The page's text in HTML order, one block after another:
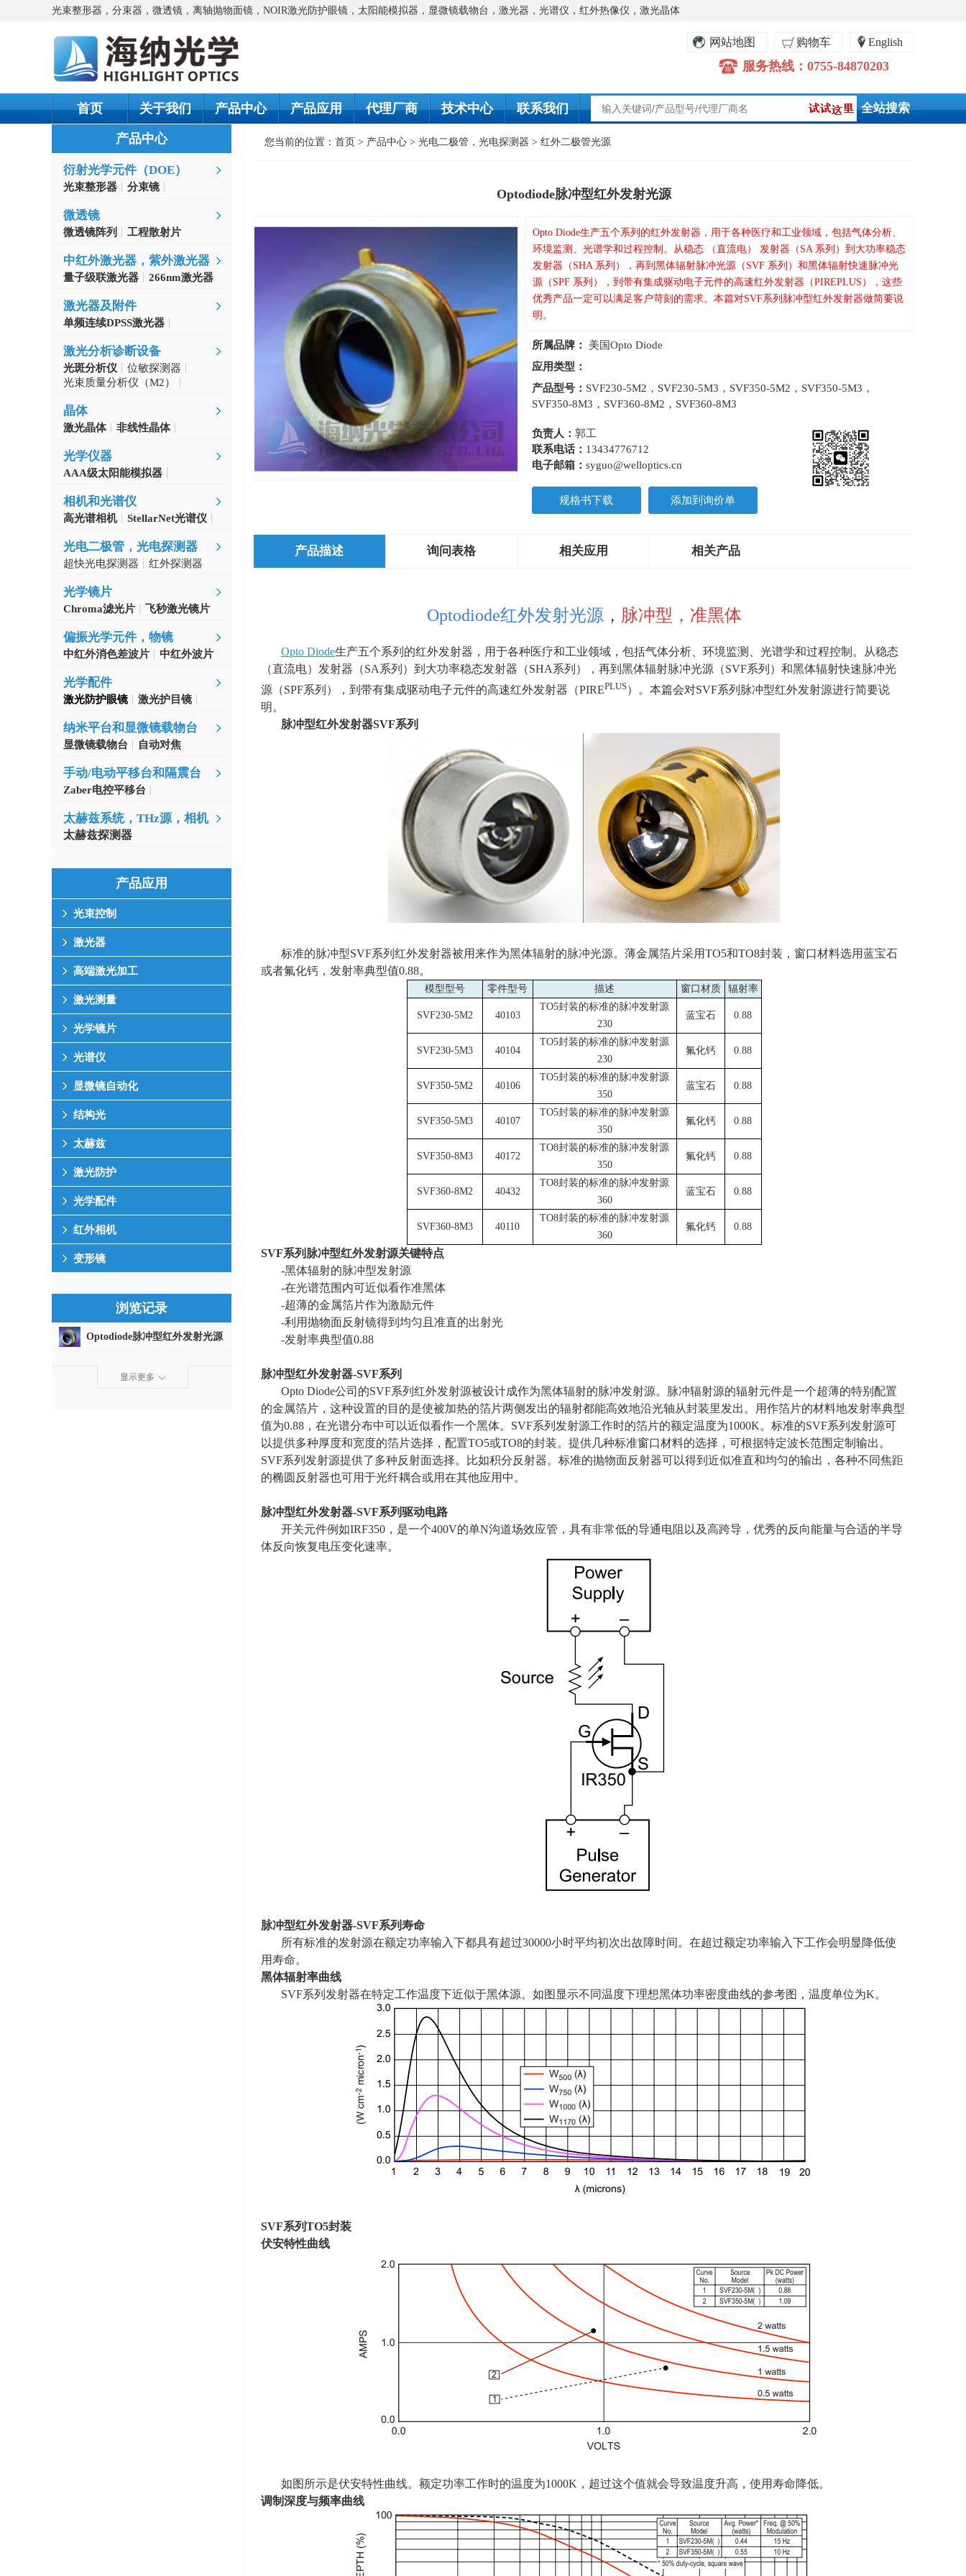
光束整形器，分束器，微透镜，离轴抛物面镜，NOIR激光防护眼镜，太阳能模拟器，显微镜载物台，激光器，光谱仪，红外热像仪，激光晶体
English
购物车
网站地图
服务热线：0755-84870203
首页 关于我们 产品中心 产品应用 代理厂商 技术中心 联系我们
产品中心
衍射光学元件（DOE）
光束整形器
分束镜
微透镜
微透镜阵列 工程散射片
中红外激光器，紫外激光器
量子级联激光器 266nm激光器
激光器及附件
单频连续DPSS激光器
激光分析诊断设备
光斑分析仪
位敏探测器
自准直仪
光束质量分析仪（M2）
晶体
激光晶体
非线性晶体
光学仪器
AAA级太阳能模拟器
相机和光谱仪
高光谱相机 StellarNet光谱仪
光电二极管，光电探测器
超快光电探测器 红外探测器
光学镜片
Chroma滤光片 飞秒激光镜片
偏振光学元件，物镜
中红外消色差波片 中红外波片
光学配件
激光防护眼镜 激光护目镜
纳米平台和显微镜载物台
显微镜载物台 自动对焦
手动/电动平移台和隔震台
Zaber电控平移台
太赫兹系统，THz源，相机
太赫兹探测器
产品应用
光束控制
激光器
高端激光加工
激光测量
光学镜片
光谱仪
显微镜自动化
结构光
太赫兹
激光防护
光学配件
红外相机
变形镜
浏览记录
Optodiode脉冲型红外发射光源
显示更多
您当前的位置： 首页 > 产品中心 > 光电二极管，光电探测器 > 红外二极管光源
Optodiode脉冲型红外发射光源
Opto Diode生产五个系列的红外发射器，用于各种医疗和工业领域，包括气体分析、
环境监测、光谱学和过程控制。从稳态 （直流电） 发射器（SA 系列）到大功率稳态
发射器（SHA 系列），再到黑体辐射脉冲光源（SVF 系列）和黑体辐射快速脉冲光
源（SPF 系列），到带有集成驱动电子元件的高速红外发射器（PIREPLUS），这些
优秀产品一定可以满足客户苛刻的需求。本篇对SVF系列脉冲型红外发射器做简要说
明。
所属品牌：
美国Opto Diode
应用类型：
产品型号： SVF230-5M2，SVF230-5M3，SVF350-5M2，SVF350-5M3，
SVF350-8M3，SVF360-8M2，SVF360-8M3
负责人： 郭工
联系电话： 13434776712
电子邮箱： syguo@welloptics.cn
规格书下载 添加到询价单
产品描述 询问表格 相关应用 相关产品
Optodiode红外发射光源 ， 脉冲型，准黑体
Opto Diode生产五个系列的红外发射器，用于各种医疗和工业领域，包括气体分析、环境监测、光谱学和过程控制。从稳态
（直流电）发射器（SA系列）到大功率稳态发射器（SHA系列），再到黑体辐射脉冲光源（SVF系列）和黑体辐射快速脉冲光
源（SPF系列），到带有集成驱动电子元件的高速红外发射器（PIREPLUS）。本篇会对SVF系列脉冲型红外发射源进行简要说
明。
脉冲型红外发射器SVF系列
标准的脉冲型SVF系列红外发射器被用来作为黑体辐射的脉冲光源。薄金属箔片采用TO5和TO8封装，窗口材料选用蓝宝石
或者氟化钙，发射率典型值0.88。
模型型号 零件型号 描述 窗口材质 辐射率
SVF230-5M2 40103
TO5封装的标准的脉冲发射源
230
蓝宝石 0.88
SVF230-5M3 40104
TO5封装的标准的脉冲发射源
230
氟化钙 0.88
SVF350-5M2 40106
TO5封装的标准的脉冲发射源
350
蓝宝石 0.88
SVF350-5M3 40107
TO5封装的标准的脉冲发射源
350
氟化钙 0.88
SVF350-8M3 40172
TO8封装的标准的脉冲发射源
350
氟化钙 0.88
SVF360-8M2 40432
TO8封装的标准的脉冲发射源
360
蓝宝石 0.88
SVF360-8M3 40110
TO8封装的标准的脉冲发射源
360
氟化钙 0.88
SVF系列脉冲型红外发射源关键特点
-黑体辐射的脉冲型发射源
-在光谱范围内可近似看作准黑体
-超薄的金属箔片作为激励元件
-利用抛物面反射镜得到均匀且准直的出射光
-发射率典型值0.88
脉冲型红外发射器-SVF系列
Opto Diode公司的SVF系列红外发射源被设计成作为黑体辐射的脉冲发射源。脉冲辐射源的辐射元件是一个超薄的特别配置
的金属箔片，这种设置的目的是使被加热的箔片两侧发出的辐射都能高效地沿光轴从封装里发出。用作箔片的材料地发射率典型
值为0.88 ，在光谱分布中可以近似看作一个黑体。 SVF系列发射源工作时的箔片的额定温度为1000K。标准的SVF系列发射源可
以提供多种厚度和宽度的箔片选择，配置TO5或TO8的封装。提供几种标准窗口材料的选择，可根据特定波长范围定制输出。
SVF系列发射源提供了多种反射面选择。比如积分反射器。标准的抛物面反射器可以得到近似准直和均匀的输出，各种不同焦距
的椭圆反射器也可用于光纤耦合或用在其他应用中。
脉冲型红外发射器-SVF系列驱动电路
开关元件例如IRF350 ，是一个400V的单N沟道场效应管，具有非常低的导通电阻以及高跨导，优秀的反向能量与合适的半导
体反向恢复电压变化速率。
脉冲型红外发射器-SVF系列寿命
所有标准的发射源在额定功率输入下都具有超过30000小时平均初次出故障时间。在超过额定功率输入下工作会明显降低使
用寿命。
黑体辐射率曲线
SVF系列发射器在特定工作温度下近似于黑体源。如图显示不同温度下理想黑体功率密度曲线的参考图，温度单位为K。
SVF系列TO5封装
伏安特性曲线
如图所示是伏安特性曲线。额定功率工作时的温度为1000K ，超过这个值就会导致温度升高，使用寿命降低。
调制深度与频率曲线